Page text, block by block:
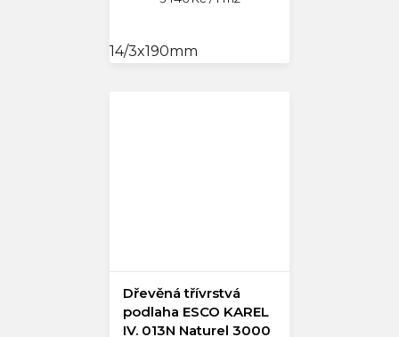
14/3x190mm
Dřevěná třívrstvá
podlaha ESCO KAREL
IV. 013N Naturel 3000